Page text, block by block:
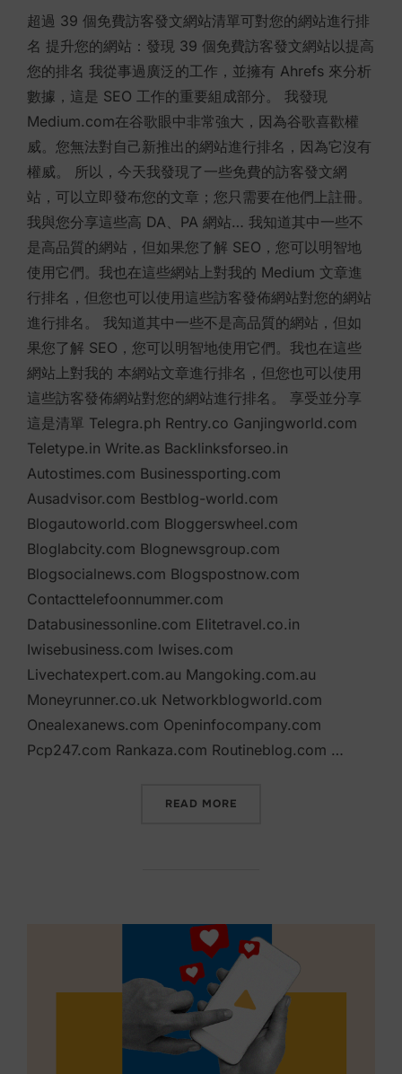
超過 39 個免費訪客發文網站清單可對您的網站進行排
名 提升您的網站：發現 39 個免費訪客發文網站以提高
您的排名 我從事過廣泛的工作，並擁有 Ahrefs 來分析
數據，這是 SEO 工作的重要組成部分。 我發現
Medium.com在谷歌眼中非常強大，因為谷歌喜歡權
威。您無法對自己新推出的網站進行排名，因為它沒有
權威。 所以，今天我發現了一些免費的訪客發文網
站，可以立即發布您的文章；您只需要在他們上註冊。
我與您分享這些高 DA、PA 網站… 我知道其中一些不
是高品質的網站，但如果您了解 SEO，您可以明智地
使用它們。我也在這些網站上對我的 Medium 文章進
行排名，但您也可以使用這些訪客發佈網站對您的網站
進行排名。 我知道其中一些不是高品質的網站，但如
果您了解 SEO，您可以明智地使用它們。我也在這些
網站上對我的 本網站文章進行排名，但您也可以使用
這些訪客發佈網站對您的網站進行排名。 享受並分享
這是清單 Telegra.ph Rentry.co Ganjingworld.com
Teletype.in Write.as Backlinksforseo.in
Autostimes.com Businessporting.com
Ausadvisor.com Bestblog-world.com
Blogautoworld.com Bloggerswheel.com
Bloglabcity.com Blognewsgroup.com
Blogsocialnews.com Blogspostnow.com
Contacttelefoonnummer.com
Databusinessonline.com Elitetravel.co.in
Iwisebusiness.com Iwises.com
Livechatexpert.com.au Mangoking.com.au
Moneyrunner.co.uk Networkblogworld.com
Onealexanews.com Openinfocompany.com
Pcp247.com Rankaza.com Routineblog.com …
READ MORE